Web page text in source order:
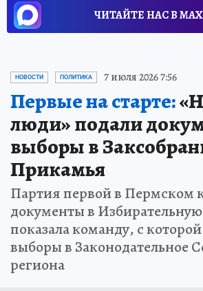
ЧИТАЙТЕ НАС В
НОВОСТИ ПОЛИТИКА 7 июля 2026 7:56
Первые на старте:
люди» подали
выборы в
Прикамья
Партия первой в Пермском
документы в
показала команду, с
выборы в Законодательное
региона